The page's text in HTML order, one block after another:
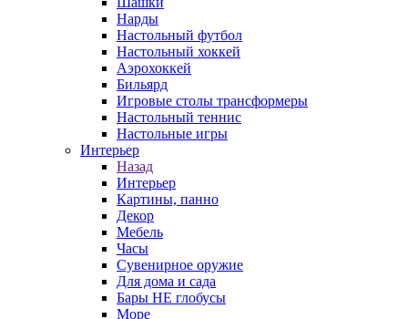
Нарды
Настольный футбол
Настольный хоккей
Аэрохоккей
Бильярд
Игровые столы трансформеры
Настольный теннис
Настольные игры
Интерьер
Назад
Интерьер
Картины, панно
Декор
Мебель
Часы
Сувенирное оружие
Для дома и сада
Бары НЕ глобусы
Море